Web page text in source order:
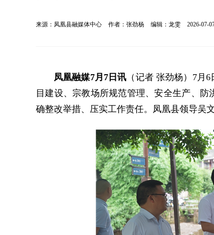
来源：凤凰县融媒体中心 作者：​张劲杨 编辑：龙雯 2026-07-
凤凰融媒7月7日讯 （记者 张劲杨）7月
目建设、宗教场所规范管理、安全生产、
确整改举措、压实工作责任。凤凰县领导吴